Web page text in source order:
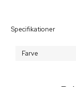
Specifikationer
Farve